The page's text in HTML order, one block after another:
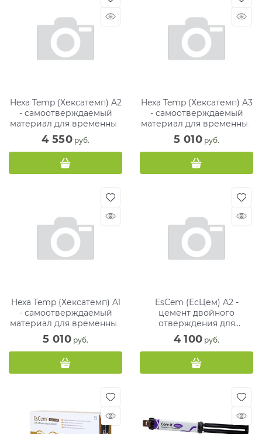
Hexa Temp (Хексатемп) A2
- самоотверждаемый
материал для временных
коронок и мостов (75 г)
4 550 руб.
Hexa Temp (Хексатемп) A3
- самоотверждаемый
материал для временных
коронок и мостов (75 г)
5 010 руб.
Hexa Temp (Хексатемп) A1
- самоотверждаемый
материал для временных
коронок и мостов (75 г)
5 010 руб.
EsCem (ЕсЦем) A2 -
цемент двойного
отверждения для
постоянной фиксации (1 х
8 г)
4 100 руб.